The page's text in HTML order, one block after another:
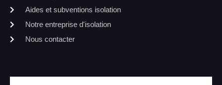
Aides et subventions isolation
Notre entreprise d'isolation
Nous contacter